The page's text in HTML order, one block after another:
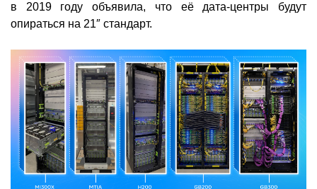
в 2019 году объявила, что её дата-центры будут
опираться на 21″ стандарт.